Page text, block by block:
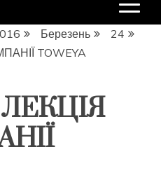
Березень
24
TOWEYA